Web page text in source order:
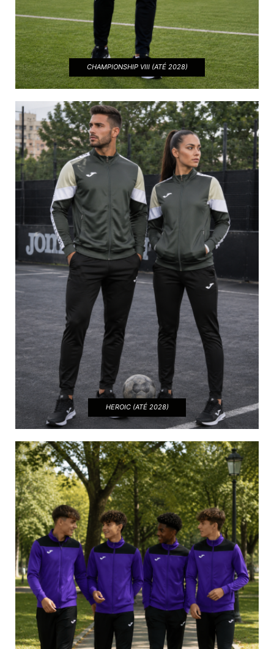
CHAMPIONSHIP VIII (ATÉ 2028)
HEROIC (ATÉ 2028)